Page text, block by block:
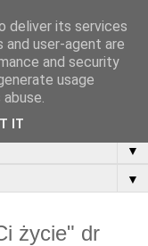
▼
▼
życie" dr
deliver its services
and user-agent are
and security
usage
IT